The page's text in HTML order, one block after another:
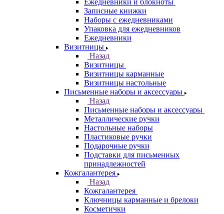
Ежедневники и блокноты
Записные книжки
Наборы с ежедневниками
Упаковка для ежедневников
Ежедневники
Визитницы
Назад
Визитницы
Визитницы карманные
Визитницы настольные
Письменные наборы и аксессуары
Назад
Письменные наборы и аксессуары
Металлические ручки
Настольные наборы
Пластиковые ручки
Подарочные ручки
Подставки для письменных
принадлежностей
Кожгалантерея
Назад
Кожгалантерея
Ключницы карманные и брелоки
Косметички